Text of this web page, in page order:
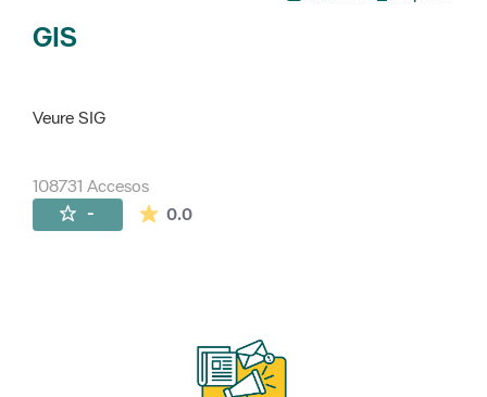
GIS
Veure SIG
108731 Accesos
- 0.0La valoración media es de 0 estrellas de